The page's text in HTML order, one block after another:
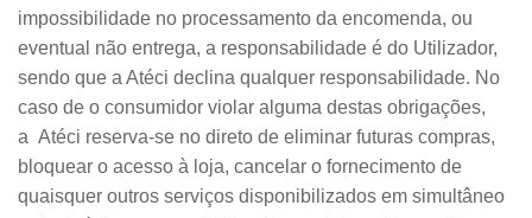
impossibilidade no processamento da encomenda, ou
eventual não entrega, a responsabilidade é do Utilizador,
sendo que a Atéci declina qualquer responsabilidade. No
caso de o consumidor violar alguma destas obrigações,
a Atéci reserva-se no direto de eliminar futuras compras,
bloquear o acesso à loja, cancelar o fornecimento de
quaisquer outros serviços disponibilizados em simultâneo